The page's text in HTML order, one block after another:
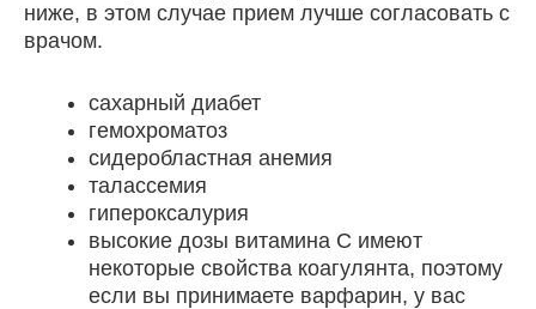
ниже, в этом случае прием лучше согласовать с
врачом.
сахарный диабет
гемохроматоз
сидеробластная анемия
талассемия
гипероксалурия
высокие дозы витамина С имеют
некоторые свойства коагулянта, поэтому
если вы принимаете варфарин, у вас